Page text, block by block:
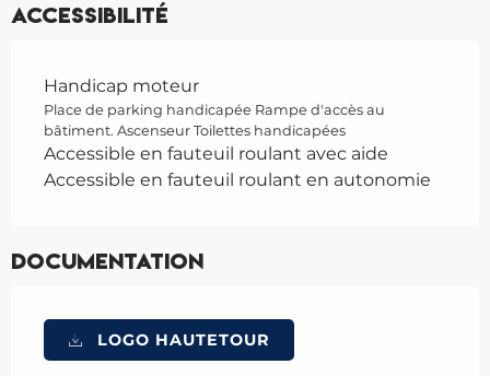
Accessibilité
Handicap moteur
Place de parking handicapée Rampe d'accès au
bâtiment. Ascenseur Toilettes handicapées
Accessible en fauteuil roulant avec aide
Accessible en fauteuil roulant en autonomie
Documentation
LOGO HAUTETOUR